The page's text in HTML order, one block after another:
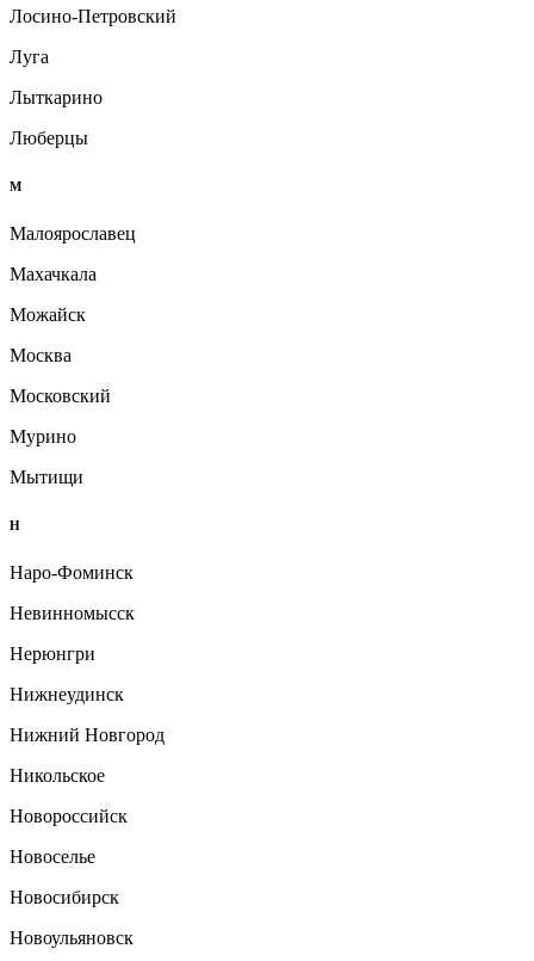
Лосино-Петровский
Луга
Лыткарино
Люберцы
М
Малоярославец
Махачкала
Можайск
Москва
Московский
Мурино
Мытищи
Н
Наро-Фоминск
Невинномысск
Нерюнгри
Нижнеудинск
Нижний Новгород
Никольское
Новороссийск
Новоселье
Новосибирск
Новоульяновск